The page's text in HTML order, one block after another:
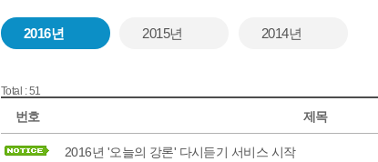
2016년 2015년 2014년
Total : 51
번호 제목
2016년 '오늘의 강론' 다시듣기 서비스 시작